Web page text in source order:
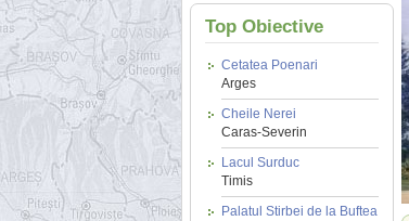
Top Obiective
Cetatea Poenari
Arges
Cheile Nerei
Caras-Severin
Lacul Surduc
Timis
Palatul Stirbei de la Buftea